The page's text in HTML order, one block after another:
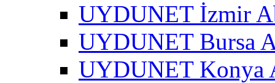
UYDUNET İzmir
UYDUNET Bursa
UYDUNET Konya